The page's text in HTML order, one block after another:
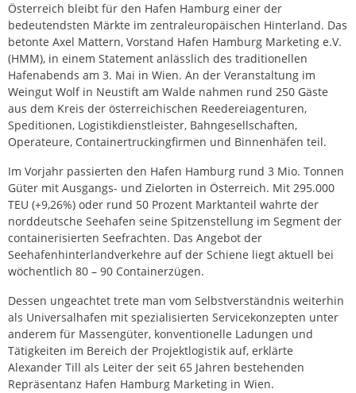
Österreich bleibt für den Hafen Hamburg einer der
bedeutendsten Märkte im zentraleuropäischen Hinterland. Das
betonte Axel Mattern, Vorstand Hafen Hamburg Marketing e.V.
(HMM), in einem Statement anlässlich des traditionellen
Hafenabends am 3. Mai in Wien. An der Veranstaltung im
Weingut Wolf in Neustift am Walde nahmen rund 250 Gäste
aus dem Kreis der österreichischen Reedereiagenturen,
Speditionen, Logistikdienstleister, Bahngesellschaften,
Operateure, Containertruckingfirmen und Binnenhäfen teil.
Im Vorjahr passierten den Hafen Hamburg rund 3 Mio. Tonnen
Güter mit Ausgangs- und Zielorten in Österreich. Mit 295.000
TEU (+9,26%) oder rund 50 Prozent Marktanteil wahrte der
norddeutsche Seehafen seine Spitzenstellung im Segment der
containerisierten Seefrachten. Das Angebot der
Seehafenhinterlandverkehre auf der Schiene liegt aktuell bei
wöchentlich 80 – 90 Containerzügen.
Dessen ungeachtet trete man vom Selbstverständnis weiterhin
als Universalhafen mit spezialisierten Servicekonzepten unter
anderem für Massengüter, konventionelle Ladungen und
Tätigkeiten im Bereich der Projektlogistik auf, erklärte
Alexander Till als Leiter der seit 65 Jahren bestehenden
Repräsentanz Hafen Hamburg Marketing in Wien.